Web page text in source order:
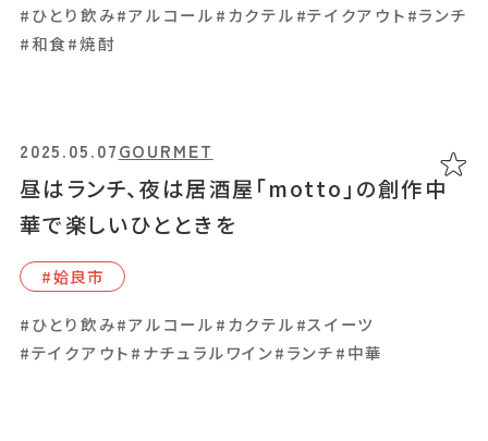
＃2024オープン ＃お土産 ＃かき氷＃アルコール
＃イベントレポート
＃花見スポット＃陶器＃鹿児島の魚
＃鹿児島県産和牛・黒豚・地鶏
マップから記事を探す
あちこちについて ｜広告サービスについて ｜
#ひとり飲み#アルコール#カクテル#テイクアウト#ランチ
#和食#焼酎
昼はランチ、夜は居酒屋「motto」の創作中
華で楽しいひとときを
2025.05.07GOURMET
#姶良市
#ひとり飲み#アルコール#カクテル#スイーツ
#テイクアウト#ナチュラルワイン#ランチ#中華
#ひとり飲み#アルコール#カクテル#テイクアウト#ランチ
#和食#焼酎
昼はランチ、夜は居酒屋「motto」の創作中
華で楽しいひとときを
2025.05.07GOURMET
#姶良市
#ひとり飲み#アルコール#カクテル#スイーツ
#テイクアウト#ナチュラルワイン#ランチ#中華
#イベント#カクテル#宿泊